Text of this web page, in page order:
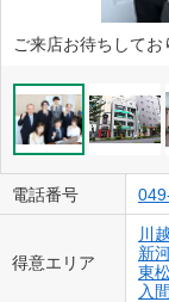
ご来店お待ちしてお
電話番号
得意エリア
川
新
東
入